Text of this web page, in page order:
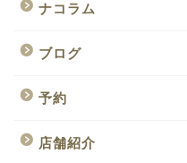
ナコラム
ブログ
予約
店舗紹介